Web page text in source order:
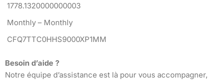
1778.1320000000003
Monthly – Monthly
CFQ7TTC0HHS9000XP1MM
Besoin d’aide ?
Notre équipe d’assistance est là pour vous accompagner,